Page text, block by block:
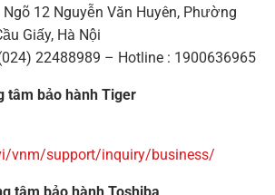
12 Nguyễn Văn Huyên, Phường
Giấy, Hà Nội
22488989 – Hotline : 1900636965
tâm bảo hành Tiger
vnm/support/inquiry/business/